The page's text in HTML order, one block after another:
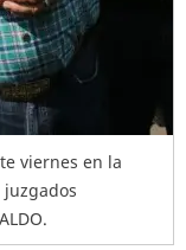
viernes en la
juzgados